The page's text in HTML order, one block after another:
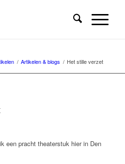
/ Artikelen & blogs / Het stille verzet
een pracht theaterstuk hier in Den